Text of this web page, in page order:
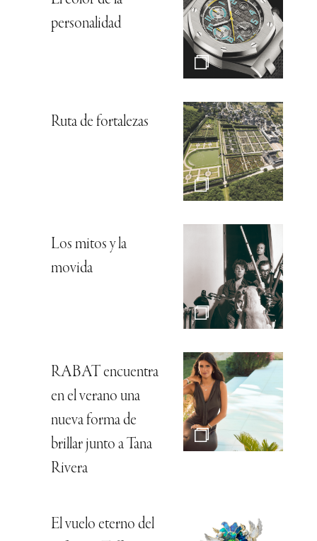
personalidad
Ruta de fortalezas
Los mitos y la
movida
RABAT encuentra
en el verano una
nueva forma de
brillar junto a Tana
Rivera
El vuelo eterno del